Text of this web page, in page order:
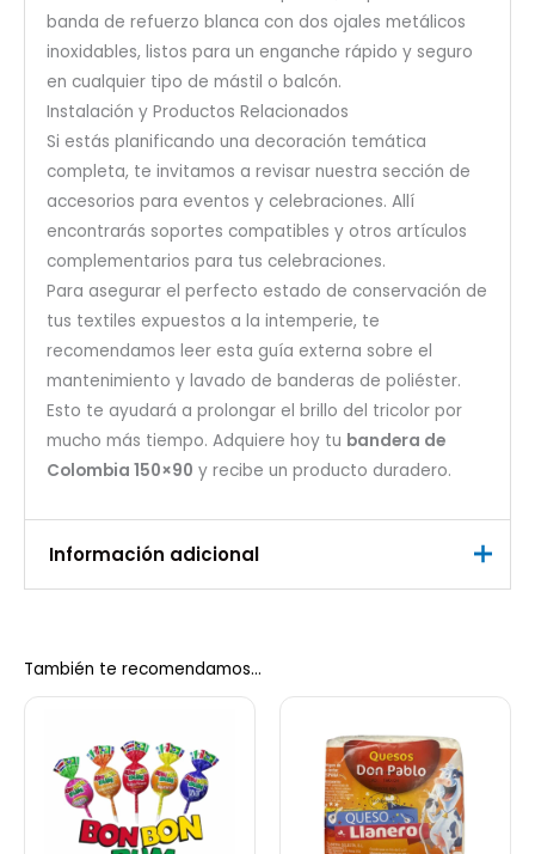
banda de refuerzo blanca con dos ojales metálicos
inoxidables, listos para un enganche rápido y seguro
en cualquier tipo de mástil o balcón.
Instalación y Productos Relacionados
Si estás planificando una decoración temática
completa, te invitamos a revisar nuestra sección de
accesorios para eventos y celebraciones. Allí
encontrarás soportes compatibles y otros artículos
complementarios para tus celebraciones.
Para asegurar el perfecto estado de conservación de
tus textiles expuestos a la intemperie, te
recomendamos leer esta guía externa sobre el
mantenimiento y lavado de banderas de poliéster.
Esto te ayudará a prolongar el brillo del tricolor por
mucho más tiempo. Adquiere hoy tu bandera de
Colombia 150×90 y recibe un producto duradero.
Información adicional
También te recomendamos…